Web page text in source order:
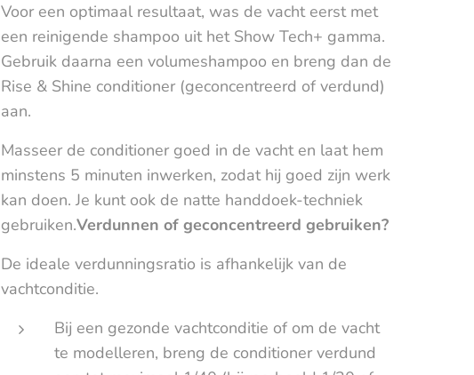
Voor een optimaal resultaat, was de vacht eerst met
een reinigende shampoo uit het Show Tech+ gamma.
Gebruik daarna een volumeshampoo en breng dan de
Rise & Shine conditioner (geconcentreerd of verdund)
aan.
Masseer de conditioner goed in de vacht en laat hem
minstens 5 minuten inwerken, zodat hij goed zijn werk
kan doen. Je kunt ook de natte handdoek-techniek
gebruiken.Verdunnen of geconcentreerd gebruiken?
De ideale verdunningsratio is afhankelijk van de
vachtconditie.
Bij een gezonde vachtconditie of om de vacht
te modelleren, breng de conditioner verdund